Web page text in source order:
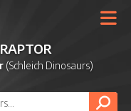
(Schleich Dinosaurs)